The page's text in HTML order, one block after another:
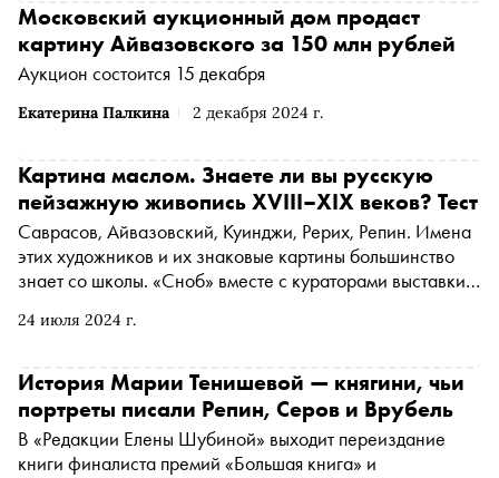
Екатерина Палкина 2 декабря 2024 г.
Московский аукционный дом продаст
картину Айвазовского за 150 млн рублей
Аукцион состоится 15 декабря
24 июля 2024 г.
Картина маслом. Знаете ли вы русскую
пейзажную живопись XVIII–XIX веков? Тест
Саврасов, Айвазовский, Куинджи, Рерих, Репин. Имена
этих художников и их знаковые картины большинство
знает со школы. «Сноб» вместе с кураторами выставки
куда привезли шедевры из коллекции Русского музея,
графики и живописи. Пройдите его и узнайте, как
хорошо вы знакомы с русским пейзажем XVIII–XIX веков
История Марии Тенишевой — княгини, чьи
портреты писали Репин, Серов и Врубель
В «Редакции Елены Шубиной» выходит переиздание
книги финалиста премий «Большая книга» и